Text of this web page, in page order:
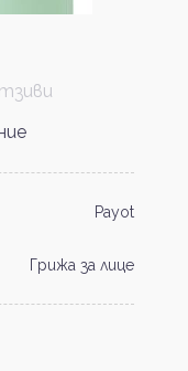
Payot
Грижа за лице